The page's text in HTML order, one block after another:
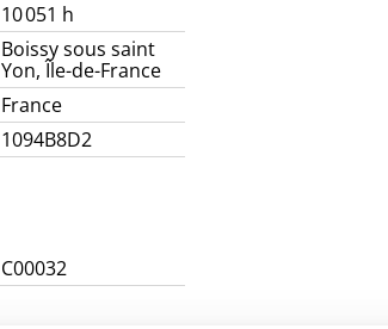
10 051 h
Boissy sous saint
Yon, Île-de-France
France
1094B8D2
C00032